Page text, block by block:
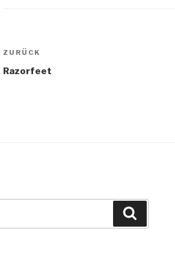
Beitragsnavigation
Vorheriger
Beitrag
ZURÜCK
Razorfeet